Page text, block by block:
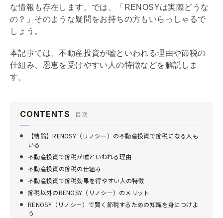
な情報も存在します。では、「RENOSYは実際どうな
の？」そのような疑問をお持ちの方もいらっしゃるで
しょう。
本記事では、不動産投資が嘘といわれる理由や節税の
仕組み、恩恵を受けやすい人の特徴などを解説しま
す。
CONTENTS 目次
【結論】RENOSY（リノシー）の不動産投資で節税になる人も
いる
不動産投資で節税が嘘といわれる理由
不動産投資の節税の仕組み
不動産投資で節税効果を得やすい人の特徴
節税以外のRENOSY（リノシー）のメリット
RENOSY（リノシー）で賢く節税するための知識を身につけよ
う